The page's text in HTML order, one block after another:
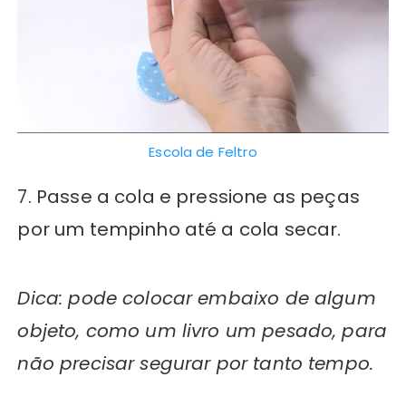
Escola de Feltro
7. Passe a cola e pressione as peças
por um tempinho até a cola secar.
Dica: pode colocar embaixo de algum
objeto, como um livro um pesado, para
não precisar segurar por tanto tempo.